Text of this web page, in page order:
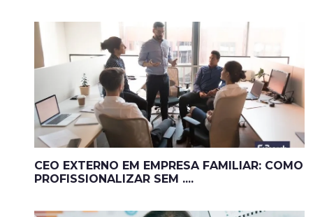
CEO EXTERNO EM EMPRESA FAMILIAR: COMO
PROFISSIONALIZAR SEM ....